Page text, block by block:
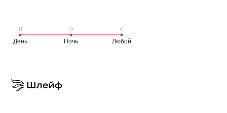
Шлейф